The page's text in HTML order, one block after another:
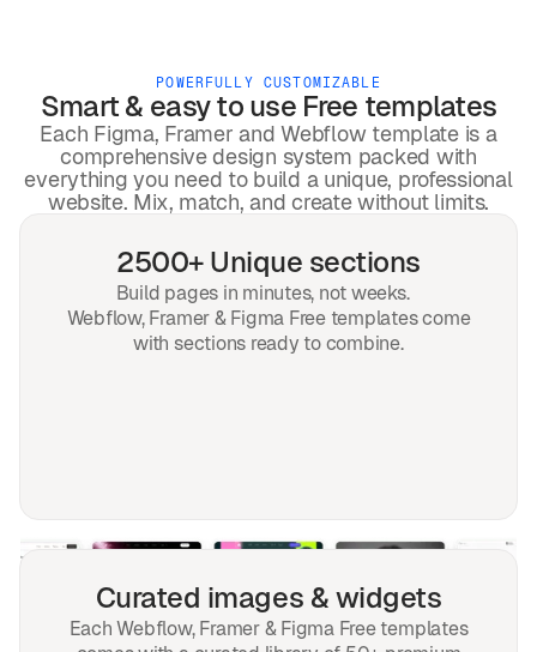
POWERFULLY CUSTOMIZABLE
Smart & easy to use Free templates
Each Figma, Framer andWebflow template is a
comprehensive design system packed with
everything you need to build a unique, professional
website. Mix, match, and create without limits.
2500+ Unique sections
Build pages in minutes, not weeks.
Webflow,Framer & Figma Free templatescome
with sections ready to combine.
Curated images & widgets
Each Webflow, Framer & Figma Free templates